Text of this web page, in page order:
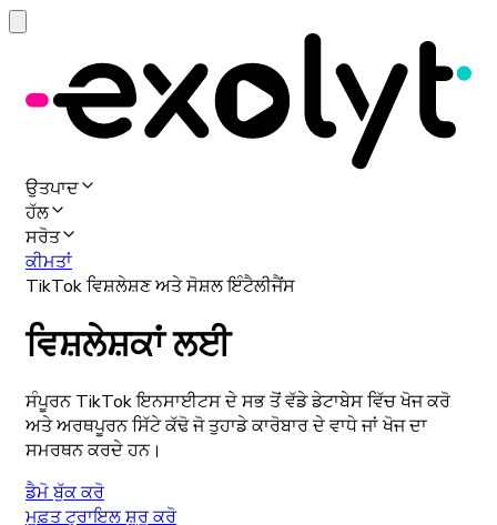
ਉਤਪਾਦ
ਹੱਲ
ਸਰੋਤ
ਕੀਮਤਾਂ
TikTok ਵਿਸ਼ਲੇਸ਼ਣ ਅਤੇ ਸੋਸ਼ਲ ਇੰਟੈਲੀਜੈਂਸ
ਵਿਸ਼ਲੇਸ਼ਕਾਂ ਲਈ
ਸੰਪੂਰਨ TikTok ਇਨਸਾਈਟਸ ਦੇ ਸਭ ਤੋਂ ਵੱਡੇ ਡੇਟਾਬੇਸ ਵਿੱਚ ਖੋਜ ਕਰੋ
ਅਤੇ ਅਰਥਪੂਰਨ ਸਿੱਟੇ ਕੱਢੋ ਜੋ ਤੁਹਾਡੇ ਕਾਰੋਬਾਰ ਦੇ ਵਾਧੇ ਜਾਂ ਖੋਜ ਦਾ
ਸਮਰਥਨ ਕਰਦੇ ਹਨ।
ਡੈਮੋ ਬੁੱਕ ਕਰੋ
ਮੁਫ਼ਤ ਟ੍ਰਾਇਲ ਸ਼ੁਰੂ ਕਰੋ